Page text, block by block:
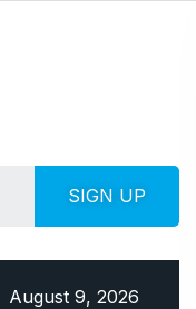
August 9, 2026